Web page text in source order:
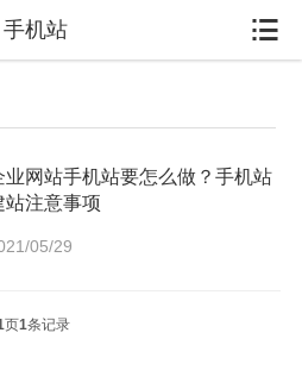
手机站 
业网站手机站要怎么做？手机站
站注意事项
05/29
页1条记录